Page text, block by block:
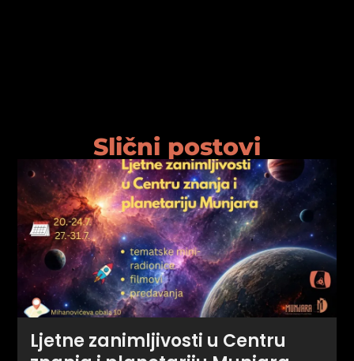
Slični postovi
Ljetne zanimljivosti u Centru